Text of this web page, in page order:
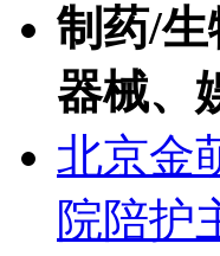
制药/
器械、
北京金
院陪护